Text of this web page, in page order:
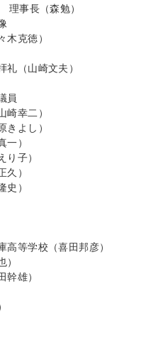
事長（森勉）
木克徳）
（山崎文夫）
員
幸二）
よし）
）
子）
）
）
等学校（喜田邦彦）
）
幹雄）